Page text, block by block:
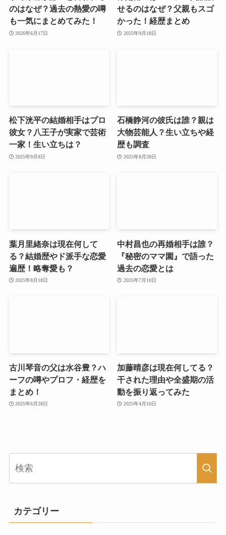
のはなぜ？過去の熱愛の噂
も一気にまとめてみた！
2026年6月17日
せるのはなぜ？父親もスゴ
かった！経歴まとめ
2025年9月18日
松下洸平の結婚相手はプロ
彼女？八王子が実家で芸術
一家！生い立ちは？
2025年9月8日
石橋静河の彼氏は誰？親は
大物芸能人？生い立ちや経
歴も調査
2025年8月28日
葉月里緒奈は現在何して
る？結婚歴やド派手な恋愛
遍歴！略奪愛も？
2025年8月18日
中村昌也の再婚相手は誰？
『秘密のママ園』で語った
過去の恋愛とは
2025年7月10日
古川琴音の父は水谷豊？ハ
ーフの噂やプロフ・経歴を
まとめ！
2025年6月28日
加藤晴彦は現在何してる？
干された理由や全盛期の活
動を振り返ってみた
2025年4月10日
カテゴリー